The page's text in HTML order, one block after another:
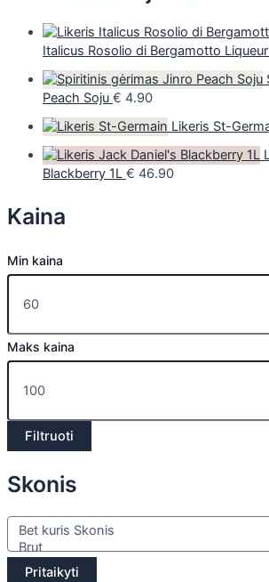
Italicus Rosolio di Bergamotto Liqueur
Peach Soju € 4.90
Likeris St-
Blackberry 1L € 46.90
Kaina
Min kaina
Maks kaina
Filtruoti
Skonis
Pritaikyti